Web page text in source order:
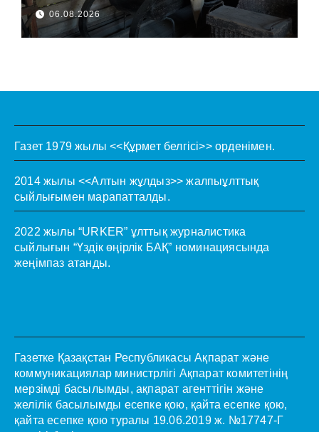
06.08.2026
Газет 1979 жылы <<Құрмет белгісі>> орденімен.
2014 жылы <<Алтын жұлдыз>> жалпыұлттық
сыйлығымен марапатталды.
2022 жылы “URKER” ұлттық журналистика
сыйлығын “Үздік өңірлік БАҚ” номинациясында
жеңімпаз атанды.
Газетке Қазақстан Республикасы Ақпарат және
коммуникациялар министрлігі Ақпарат комитетінің
мерзімді басылымды, ақпарат агенттігін және
желілік басылымды есепке қою, қайта есепке қою,
қайта есепке қою туралы 19.06.2019 ж. №17747-Г